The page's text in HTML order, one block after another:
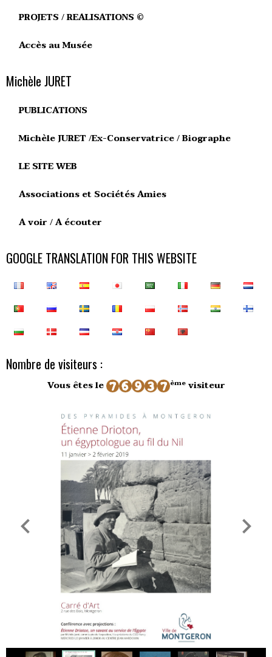
PROJETS / REALISATIONS ©
Accès au Musée
Michèle JURET
PUBLICATIONS
Michèle JURET /Ex-Conservatrice / Biographe
LE SITE WEB
Associations et Sociétés Amies
A voir / A écouter
GOOGLE TRANSLATION FOR THIS WEBSITE
Nombre de visiteurs :
Vous êtes le èmevisiteur